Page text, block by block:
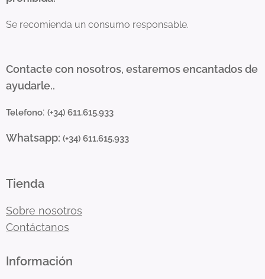
Se recomienda un consumo responsable.
Contacte con nosotros, estaremos encantados de
ayudarle..
Telefono: (+34) 611.615.933
Whatsapp: (+34) 611.615.933
Tienda
Sobre nosotros
Contáctanos
Información